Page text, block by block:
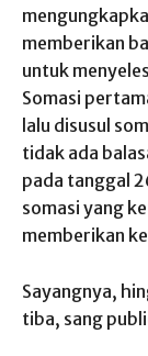
memberikan
untuk
Somasi
lalu disusul
tidak ada
pada tanggal
somasi yang
memberikan
Sayangnya,
tiba, sang